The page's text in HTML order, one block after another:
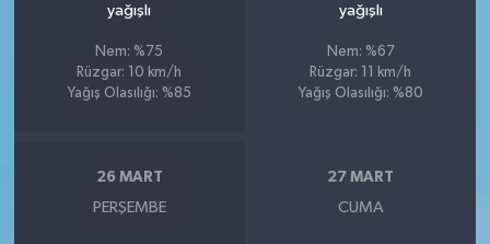
yağışlı
Nem: %75
Rüzgar: 10 km/h
Yağış Olasılığı: %85
yağışlı
Nem: %67
Rüzgar: 11 km/h
Yağış Olasılığı: %80
26 MART
PERŞEMBE
27 MART
CUMA